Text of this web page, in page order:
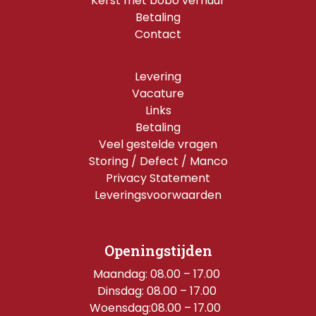
Betaling
Contact
Levering
Vacature
Links
Betaling
Veel gestelde vragen
Storing / Defect / Manco
Privacy Statement
Leveringsvoorwaarden
Openingstijden
Maandag: 08.00 – 17.00
Dinsdag: 08.00 – 17.00
Woensdag:08.00 – 17.00